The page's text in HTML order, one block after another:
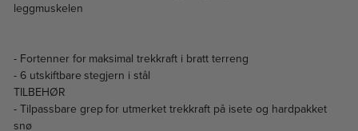
leggmuskelen
- Fortenner for maksimal trekkraft i bratt terreng
- 6 utskiftbare stegjern i stål
TILBEHØR
- Tilpassbare grep for utmerket trekkraft på isete og hardpakket
snø